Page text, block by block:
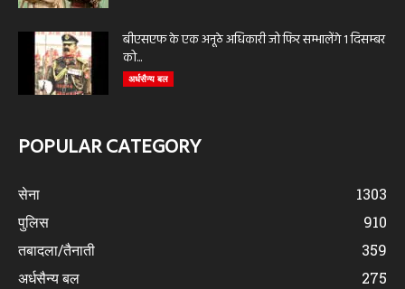
बीएसएफ के एक अनूठे अधिकारी जो फिर सम्भालेंगे 1 दिसम्बर
को...
अर्धसैन्य बल
POPULAR CATEGORY
सेना
1303
पुलिस
910
तबादला/तैनाती
359
अर्धसैन्य बल
275